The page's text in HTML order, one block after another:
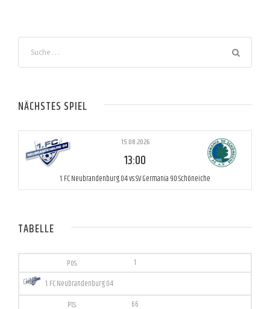
NÄCHSTES SPIEL
15.08.2026
13:00
1. FC Neubrandenburg 04 vs SV Germania 90 Schöneiche
TABELLE
1
1. FC Neubrandenburg 04
66